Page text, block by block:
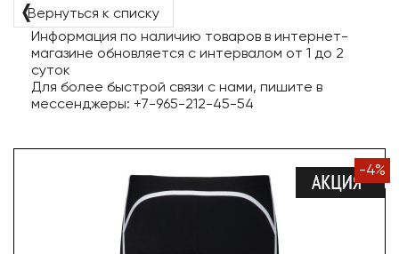
❬Вернуться к списку
Информация по наличию товаров в интернет-
магазине обновляется с интервалом от 1 до 2
суток
Для более быстрой связи с нами, пишите в
мессенджеры: +7-965-212-45-54
-4%